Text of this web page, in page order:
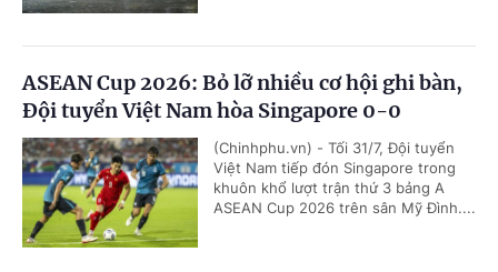
ASEAN Cup 2026: Bỏ lỡ nhiều cơ hội ghi bàn,
Đội tuyển Việt Nam hòa Singapore 0-0
(Chinhphu.vn) - Tối 31/7, Đội tuyển
Việt Nam tiếp đón Singapore trong
khuôn khổ lượt trận thứ 3 bảng A
ASEAN Cup 2026 trên sân Mỹ Đình....